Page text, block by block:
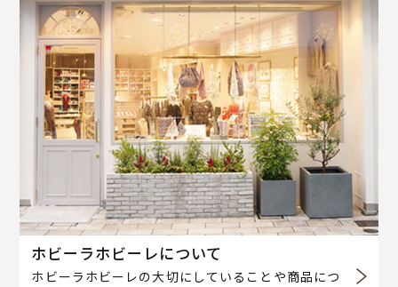
ホビーラホビーレについて
ホビーラホビーレの大切にしていることや商品につ